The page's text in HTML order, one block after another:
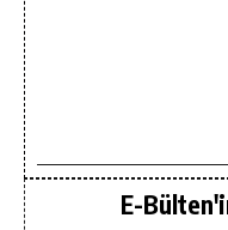
E-